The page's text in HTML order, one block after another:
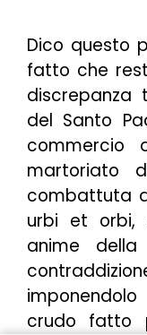
Dico questo
fatto che
discrepanza
del Santo
commercio
martoriato
combattuta
urbi et orbi,
anime
crudo fatto